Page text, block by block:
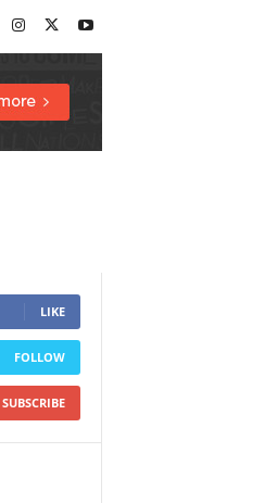
LIKE
FOLLOW
SUBSCRIBE